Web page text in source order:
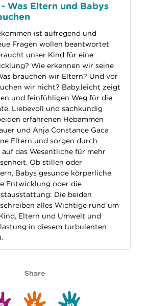
Was Eltern und Babys
ist aufregend und
Fragen wollen beantwortet
unser Kind für eine
Wie erkennen wir seine
brauchen wir Eltern? Und vor
wir nicht? Baby.leicht zeigt
und feinfühligen Weg für die
Liebevoll und sachkundig
erfahrenen Hebammen
und Anja Constance Gaca
Eltern und sorgen durch
das Wesentliche für mehr
Ob stillen oder
Babys gesunde körperliche
Entwicklung oder die
Die beiden
alles Wichtige rund um
Eltern und Umwelt und
in diesem turbulenten
Share